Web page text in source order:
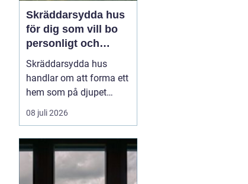
Skräddarsydda hus
för dig som vill bo
personligt och
genomtänkt
Skräddarsydda hus
handlar om att forma ett
hem som på djupet
speglar hur en familj
lever, snarare än att
färdigt standardhus. På
samma sätt som en
skräddarsydd kostym
08 juli 2026